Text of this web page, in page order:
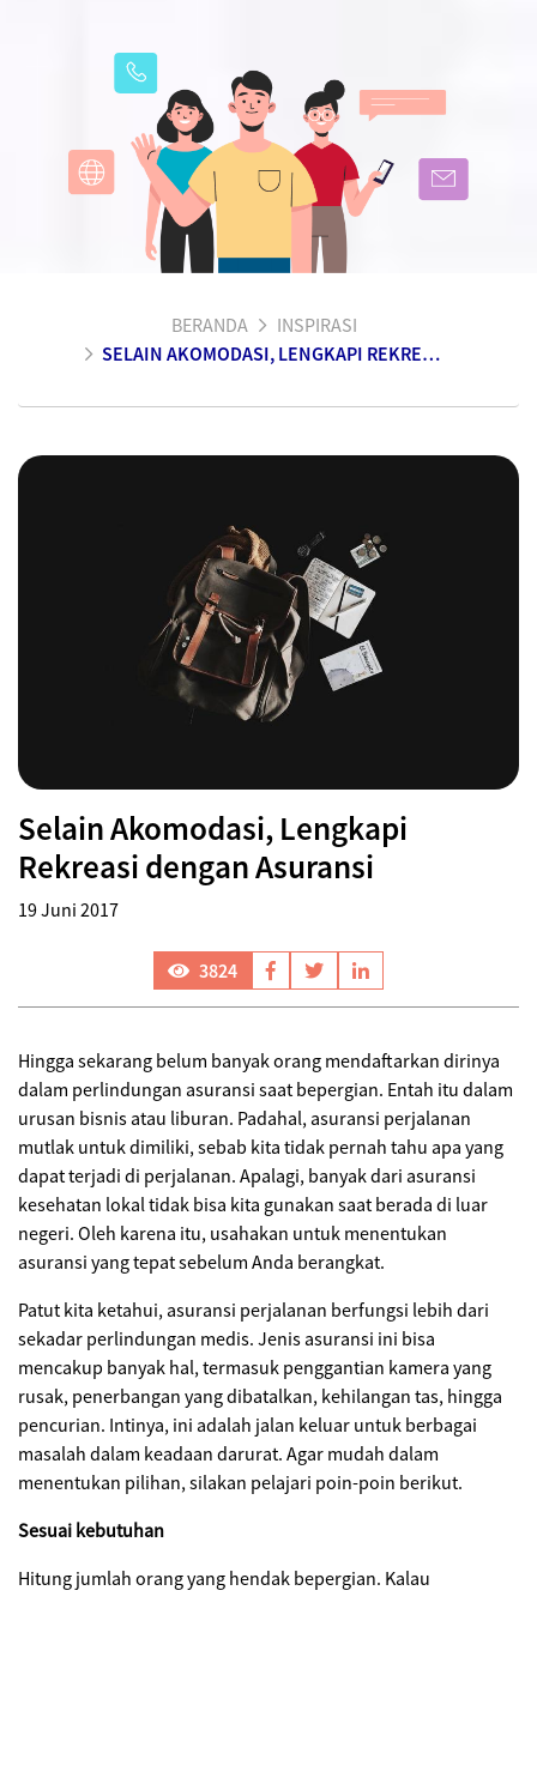
BERANDA
INSPIRASI
SELAIN AKOMODASI, LENGKAPI REKREASI DENGAN ASURANSI
Selain Akomodasi, Lengkapi
Rekreasi dengan Asuransi
19 Juni 2017
3824
Hingga sekarang belum banyak orang mendaftarkan dirinya
dalam perlindungan asuransi saat bepergian. Entah itu dalam
urusan bisnis atau liburan. Padahal, asuransi perjalanan
mutlak untuk dimiliki, sebab kita tidak pernah tahu apa yang
dapat terjadi di perjalanan. Apalagi, banyak dari asuransi
kesehatan lokal tidak bisa kita gunakan saat berada di luar
negeri. Oleh karena itu, usahakan untuk menentukan
asuransi yang tepat sebelum Anda berangkat.
Patut kita ketahui, asuransi perjalanan berfungsi lebih dari
sekadar perlindungan medis. Jenis asuransi ini bisa
mencakup banyak hal, termasuk penggantian kamera yang
rusak, penerbangan yang dibatalkan, kehilangan tas, hingga
pencurian. Intinya, ini adalah jalan keluar untuk berbagai
masalah dalam keadaan darurat. Agar mudah dalam
menentukan pilihan, silakan pelajari poin-poin berikut.
Sesuai kebutuhan
Hitung jumlah orang yang hendak bepergian. Kalau